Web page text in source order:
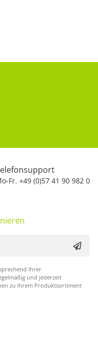
Fr. +49 (0)57 41 90 982 0
Ihrer
und jederzeit
zu Ihrem Produktsortiment